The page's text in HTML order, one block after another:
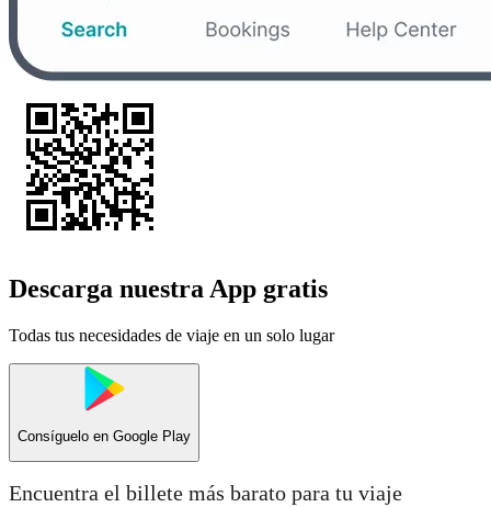
Descarga nuestra App gratis
Todas tus necesidades de viaje en un solo lugar
Consíguelo en Google Play
Encuentra el billete más barato para tu viaje